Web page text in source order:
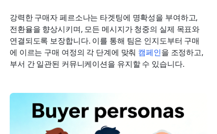
강력한 구매자 페르소나는 타겟팅에 명확성을 부여하고,
전환율을 향상시키며, 모든 메시지가 청중의 실제 목표와
연결되도록 보장합니다. 이를 통해 팀은 인지도부터 구매
에 이르는 구매 여정의 각 단계에 맞춰 캠페인을 조정하고,
부서 간 일관된 커뮤니케이션을 유지할 수 있습니다.